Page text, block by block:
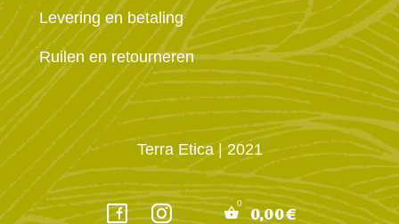
Levering en betaling
Ruilen en retourneren
Terra Etica| 2021
0,00€